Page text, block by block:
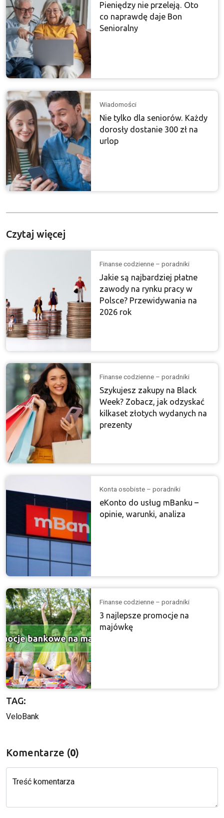
Pieniędzy nie przeleją. Oto
co naprawdę daje Bon
Senioralny
Wiadomości
Nie tylko dla seniorów. Każdy
dorosły dostanie 300 zł na
urlop
Czytaj więcej
Finanse codzienne – poradniki
Jakie są najbardziej płatne
zawody na rynku pracy w
Polsce? Przewidywania na
2026 rok
Finanse codzienne – poradniki
Szykujesz zakupy na Black
Week? Zobacz, jak odzyskać
kilkaset złotych wydanych na
prezenty
Konta osobiste – poradniki
eKonto do usług mBanku –
opinie, warunki, analiza
Finanse codzienne – poradniki
3 najlepsze promocje na
majówkę
TAG:
VeloBank
Komentarze (0)
Treść komentarza